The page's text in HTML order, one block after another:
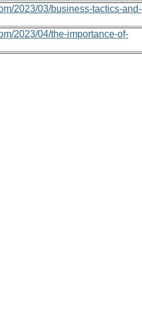
2023/03/business-tactics-and-
2023/04/the-importance-of-